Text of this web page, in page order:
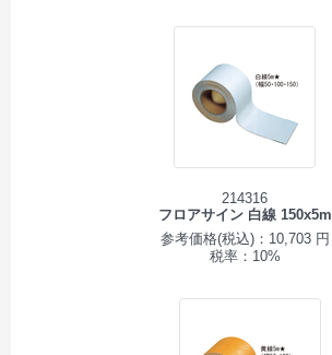
214316
フロアサイン 白線 150x5m
参考価格(税込)：10,703 円
税率：10%